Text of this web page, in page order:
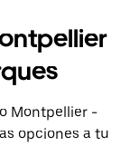
Montpellier -
opciones a tu